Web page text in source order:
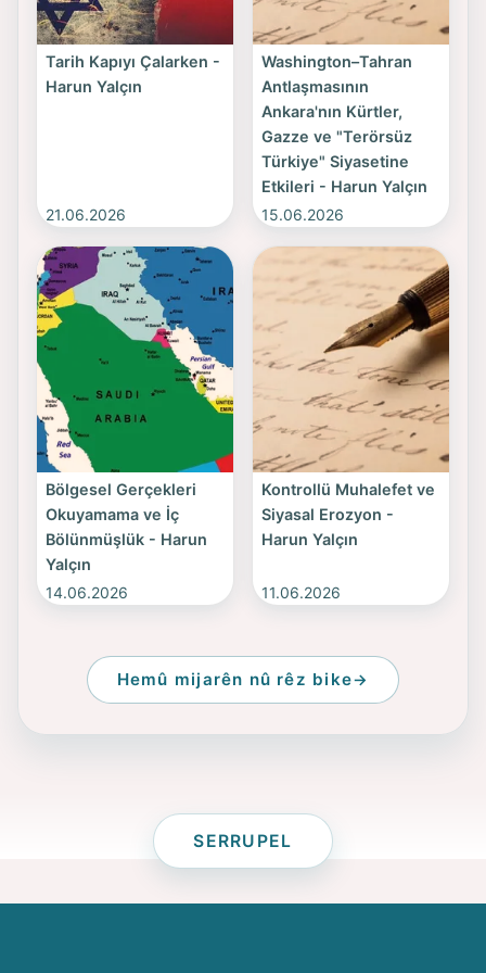
Tarih Kapıyı Çalarken -
Harun Yalçın
21.06.2026
Washington–Tahran
Antlaşmasının
Ankara'nın Kürtler,
Gazze ve "Terörsüz
Türkiye" Siyasetine
Etkileri - Harun Yalçın
15.06.2026
Bölgesel Gerçekleri
Okuyamama ve İç
Bölünmüşlük - Harun
Yalçın
14.06.2026
Kontrollü Muhalefet ve
Siyasal Erozyon -
Harun Yalçın
11.06.2026
Hemû mijarên nû rêz bike
SERRUPEL